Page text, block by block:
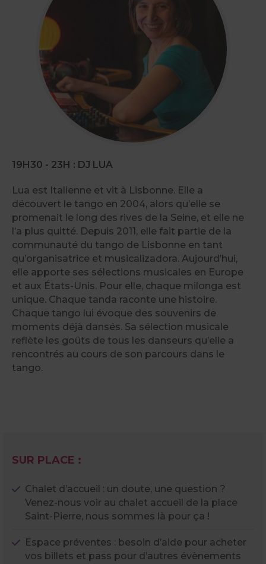
19H30 - 23H : DJ LUA
Lua est Italienne et vit à Lisbonne. Elle a
découvert le tango en 2004, alors qu’elle se
promenait le long des rives de la Seine, et elle ne
l’a plus quitté. Depuis 2011, elle fait partie de la
communauté du tango de Lisbonne en tant
qu’organisatrice et musicalizadora. Aujourd’hui,
elle apporte ses sélections musicales en Europe
et aux États-Unis. Pour elle, chaque milonga est
unique. Chaque tanda raconte une histoire.
Chaque tango lui évoque des souvenirs de
moments déjà dansés. Sa sélection musicale
reflète les goûts de tous les danseurs qu’elle a
rencontrés au cours de son parcours dans le
tango.
SUR PLACE :
Chalet d’accueil : un doute, une question ?
Venez-nous voir au chalet accueil de la place
Saint-Pierre, nous sommes là pour ça !
Espace préventes : besoin d’aide pour acheter
vos billets et pass pour d’autres évènements